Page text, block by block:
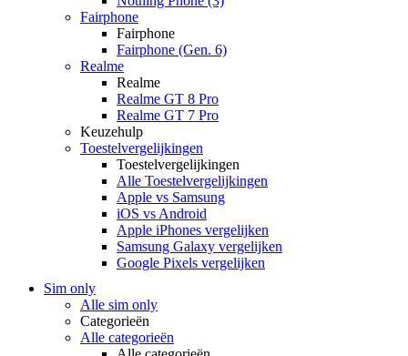
Fairphone
Fairphone
Fairphone (Gen. 6)
Realme
Realme
Realme GT 8 Pro
Realme GT 7 Pro
Keuzehulp
Toestelvergelijkingen
Toestelvergelijkingen
Alle Toestelvergelijkingen
Apple vs Samsung
iOS vs Android
Apple iPhones vergelijken
Samsung Galaxy vergelijken
Google Pixels vergelijken
Sim only
Alle sim only
Categorieën
Alle categorieën